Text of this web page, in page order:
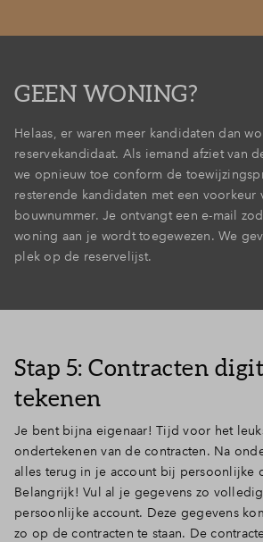
GEEN WONING?
Helaas, er waren meer kandidaten dan
reservekandidaat. Als iemand afziet van
we opnieuw toe conform de
resterende kandidaten met een
bouwnummer. Je ontvangt een e-mail
woning aan je wordt toegewezen. We
plek op de reservelijst.
Stap 5: Contracten
tekenen
Je bent bijna eigenaar! Tijd voor het
ondertekenen van de contracten. Na
alles terug in je account bij persoonlijke
Belangrijk! Vul al je gegevens zo
persoonlijke account. Deze gegevens
zo op de contracten te staan. De